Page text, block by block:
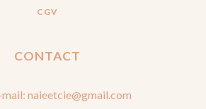
CGV
CONTACT
mail: naieetcie@gmail.com